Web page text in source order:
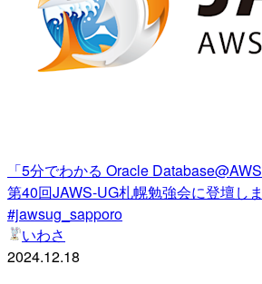
「5分でわかる Oracle
第40回JAWS-UG札幌勉強会に登壇し
#jawsug_sapporo
いわさ
2024.12.18